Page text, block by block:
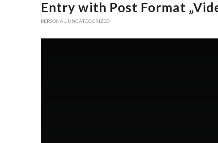
Entry with Post Format
PERSONAL UNCATEGORIZED